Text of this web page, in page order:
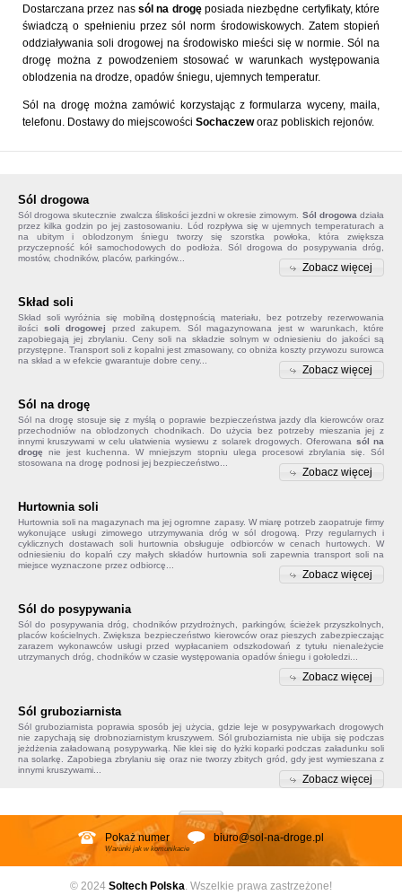
Dostarczana przez nas sól na drogęposiada niezbędne certyfikaty, które
świadczą o spełnieniu przez sól norm środowiskowych. Zatem stopień
oddziaływania soli drogowej na środowisko mieści się w normie. Sól na
drogę można z powodzeniem stosować w warunkach występowania
oblodzenia na drodze, opadów śniegu, ujemnych temperatur.
Sól na drogę można zamówić korzystając z formularza wyceny, maila,
telefonu. Dostawy do miejscowości Sochaczeworaz pobliskich rejonów.
Sól drogowa
Sól drogowa skutecznie zwalcza śliskości jezdni w okresie zimowym. Sól drogowa działa
przez kilka godzin po jej zastosowaniu. Lód rozpływa się w ujemnych temperaturach a
na ubitym i oblodzonym śniegu tworzy się szorstka powłoka, która zwiększa
przyczepność kół samochodowych do podłoża. Sól drogowa do posypywania dróg,
mostów, chodników, placów, parkingów...
Zobacz więcej
Skład soli
Skład soliwyróżnia się mobilną dostępnością materiału, bez potrzeby rezerwowania
ilości soli drogowej przed zakupem. Sól magazynowana jest w warunkach, które
zapobiegają jej zbrylaniu. Ceny soli na składzie solnym w odniesieniu do jakości są
przystępne. Transport soli z kopalni jest zmasowany, co obniża koszty przywozu surowca
na skład a w efekcie gwarantuje dobre ceny...
Zobacz więcej
Sól na drogę
Sól na drogę stosuje się z myślą o poprawie bezpieczeństwa jazdy dla kierowców oraz
przechodniów na oblodzonych chodnikach. Do użycia bez potrzeby mieszania jej z
innymi kruszywami w celu ułatwienia wysiewu z solarek drogowych. Oferowana sól na
drogę nie jest kuchenna. W mniejszym stopniu ulega procesowi zbrylania się. Sól
stosowana na drogę podnosi jej bezpieczeństwo...
Zobacz więcej
Hurtownia soli
Hurtownia soli na magazynach ma jej ogromne zapasy. W miarę potrzeb zaopatruje firmy
wykonujące usługi zimowego utrzymywania dróg w sól drogową. Przy regularnych i
cyklicznych dostawach soli hurtownia obsługuje odbiorców w cenach hurtowych. W
odniesieniu do kopalń czy małych składów hurtownia solizapewnia transport soli na
miejsce wyznaczone przez odbiorcę...
Zobacz więcej
Sól do posypywania
Sól do posypywania dróg, chodników przydrożnych, parkingów, ścieżek przyszkolnych,
placów kościelnych. Zwiększa bezpieczeństwo kierowców oraz pieszych zabezpieczając
zarazem wykonawców usługi przed wypłacaniem odszkodowań z tytułu nienależycie
utrzymanych dróg, chodników w czasie występowania opadów śniegu i gołoledzi...
Zobacz więcej
Sól gruboziarnista
Sól gruboziarnista poprawia sposób jej użycia, gdzie leje w posypywarkach drogowych
nie zapychają się drobnoziarnistym kruszywem. Sól gruboziarnista nie ubija się podczas
jeżdżenia załadowaną posypywarką. Nie klei się do łyżki koparki podczas załadunku soli
na solarkę. Zapobiega zbrylaniu się oraz nie tworzy zbitych gród, gdy jest wymieszana z
innymi kruszywami...
Zobacz więcej
Pokaż numer
Warunki jak w komunikacie
biuro@sol-na-droge.pl
© 2024 Soltech Polska. Wszelkie prawa zastrzeżone!